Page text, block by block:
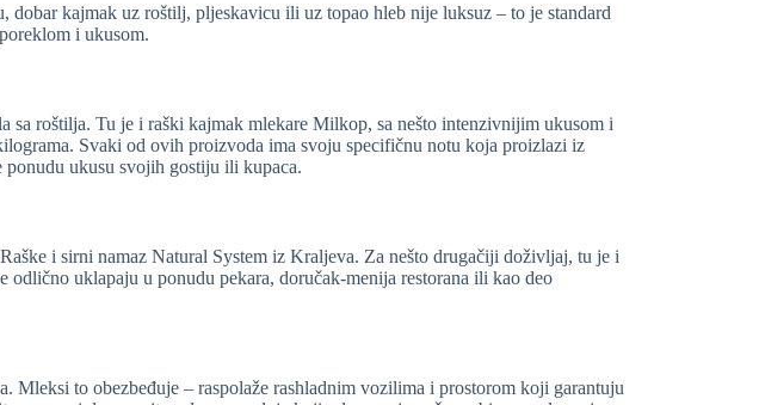
kajmak uz roštilj, pljeskavicu ili uz topao hleb nije luksuz – to je standard
i ukusom.
roštilja. Tu je i raški kajmak mlekare Milkop, sa nešto intenzivnijim ukusom i
Svaki od ovih proizvoda ima svoju specifičnu notu koja proizlazi iz
ukusu svojih gostiju ili kupaca.
i sirni namaz Natural System iz Kraljeva. Za nešto drugačiji doživljaj, tu je i
uklapaju u ponudu pekara, doručak-menija restorana ili kao deo
to obezbeđuje – raspolaže rashladnim vozilima i prostorom koji garantuju